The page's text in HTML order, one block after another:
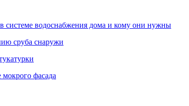
системе водоснабжения дома и кому они нужны
сруба снаружи
фасада